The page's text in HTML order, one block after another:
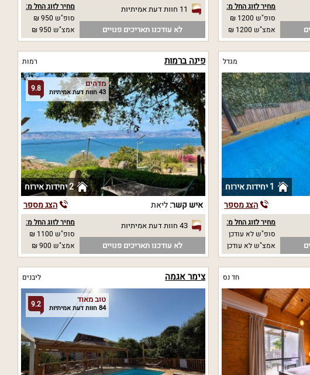
מחיר לזוג החל מ:
סופ"ש 1200 ₪
אמצ"ש 1200 ₪
11 חוות דעת אמיתיות
לא עודכנו תאריכים פנויים
מחיר לזוג החל מ:
סופ"ש 950 ₪
אמצ"ש 950 ₪
מגדל
1 יחידות אירוח
הצג מספר
מחיר לזוג החל מ:
סופ"ש לא עודכן
אמצ"ש לא עודכן
פינה ברמות רמות
9.8 מדהים
43 חוות דעת אמיתיות
2 יחידות אירוח
איש קשר:ליאת הצג מספר
43 חוות דעת אמיתיות
לא עודכנו תאריכים פנויים
מחיר לזוג החל מ:
סופ"ש 1100 ₪
אמצ"ש 900 ₪
חד נס צימר אגמה ליבנים
9.2 טוב מאוד
84 חוות דעת אמיתיות